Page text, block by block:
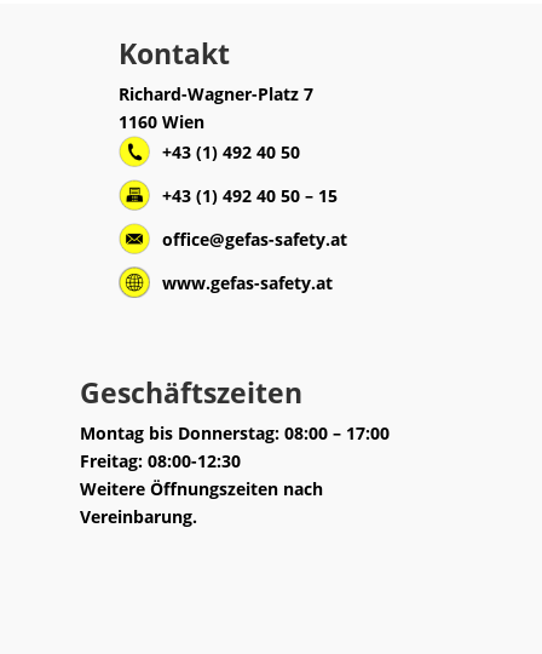
Kontakt
Richard-Wagner-Platz 7
1160 Wien
+43 (1) 492 40 50
+43 (1) 492 40 50 – 15
office@gefas-safety.at
www.gefas-safety.at
Geschäftszeiten
Montag bis Donnerstag: 08:00 – 17:00
Freitag: 08:00-12:30
Weitere Öffnungszeiten nach
Vereinbarung.